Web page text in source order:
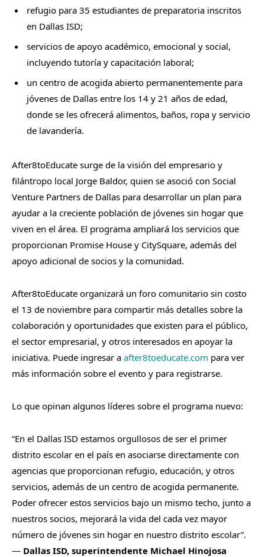
refugio para 35 estudiantes de preparatoria inscritos
en Dallas ISD;
servicios de apoyo académico, emocional y social,
incluyendo tutoría y capacitación laboral;
un centro de acogida abierto permanentemente para
jóvenes de Dallas entre los 14 y 21 años de edad,
donde se les ofrecerá alimentos, baños, ropa y servicio
de lavandería.
After8toEducate surge de la visión del empresario y
filántropo local Jorge Baldor, quien se asoció con Social
Venture Partners de Dallas para desarrollar un plan para
ayudar a la creciente población de jóvenes sin hogar que
viven en el área. El programa ampliará los servicios que
proporcionan Promise House y CitySquare, además del
apoyo adicional de socios y la comunidad.
After8toEducate organizará un foro comunitario sin costo
el 13 de noviembre para compartir más detalles sobre la
colaboración y oportunidades que existen para el público,
el sector empresarial, y otros interesados en apoyar la
iniciativa. Puede ingresar a after8toeducate.com para ver
más información sobre el evento y para registrarse.
Lo que opinan algunos líderes sobre el programa nuevo:
“En el Dallas ISD estamos orgullosos de ser el primer
distrito escolar en el país en asociarse directamente con
agencias que proporcionan refugio, educación, y otros
servicios, además de un centro de acogida permanente.
Poder ofrecer estos servicios bajo un mismo techo, junto a
nuestros socios, mejorará la vida del cada vez mayor
número de jóvenes sin hogar en nuestro distrito escolar”.
— Dallas ISD, superintendente Michael Hinojosa